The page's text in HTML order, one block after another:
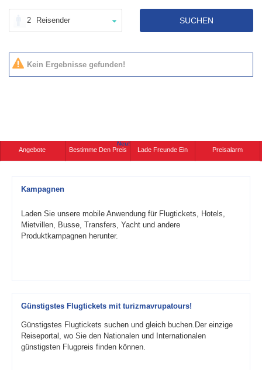
2 Reisender SUCHEN
Kein Ergebnisse gefunden!
Angebote Bestimme Den Preis
Neu!
Lade Freunde Ein Preisalarm
Kampagnen
Laden Sie unsere mobile Anwendung für Flugtickets, Hotels,
Mietvillen, Busse, Transfers, Yacht und andere
Produktkampagnen herunter.
Günstigstes Flugtickets mit turizmavrupatours!
Günstigstes Flugtickets suchen und gleich buchen.Der einzige
Reiseportal, wo Sie den Nationalen und Internationalen
günstigsten Flugpreis finden können.